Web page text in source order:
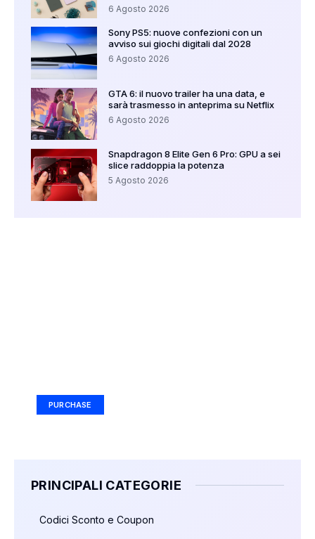
6 Agosto 2026
Sony PS5: nuove confezioni con un
avviso sui giochi digitali dal 2028
6 Agosto 2026
GTA 6: il nuovo trailer ha una data, e
sarà trasmesso in anteprima su Netflix
6 Agosto 2026
Snapdragon 8 Elite Gen 6 Pro: GPU a sei
slice raddoppia la potenza
5 Agosto 2026
PURCHASE
PRINCIPALI CATEGORIE
Codici Sconto e Coupon